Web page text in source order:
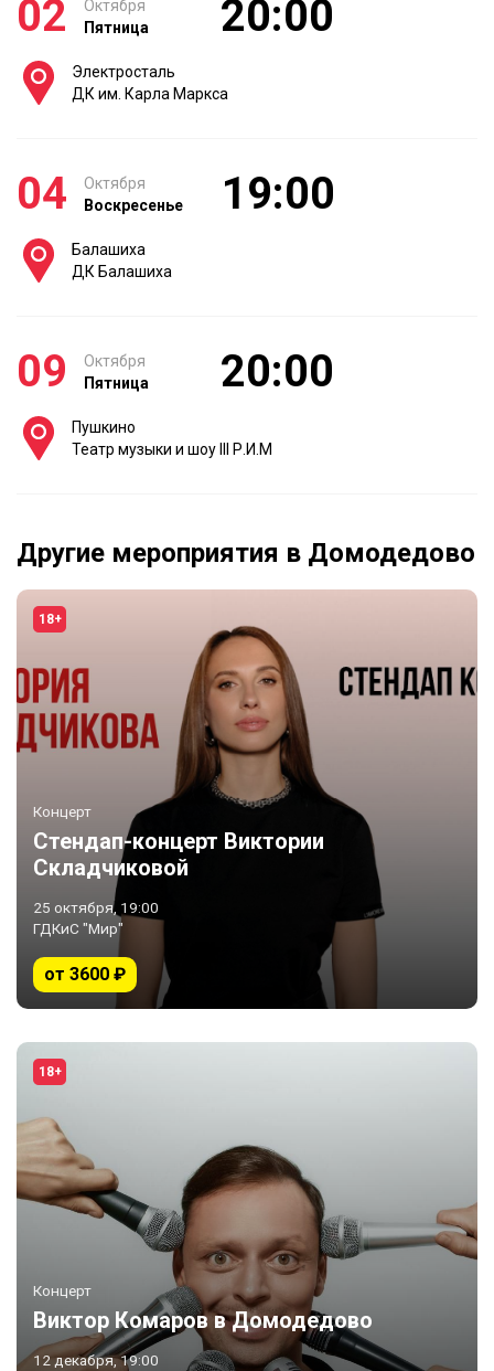
02
Октября
Пятница
20:00
Электросталь
ДК им. Карла Маркса
04
Октября
Воскресенье
19:00
Балашиха
ДК Балашиха
09
Октября
Пятница
20:00
Пушкино
Театр музыки и шоу III Р.И.М
Другие мероприятия в Домодедово
18+
Концерт
Стендап-концерт Виктории
Складчиковой
25 октября, 19:00
ГДКиС "Мир"
от 3600 ₽
18+
Концерт
Виктор Комаров в Домодедово
12 декабря, 19:00